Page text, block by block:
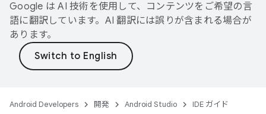
Google は AI 技術を使用して、コンテンツをご希望の言
語に翻訳しています。AI 翻訳には誤りが含まれる場合が
あります。
Android Developers 開発 Android Studio IDE ガイド